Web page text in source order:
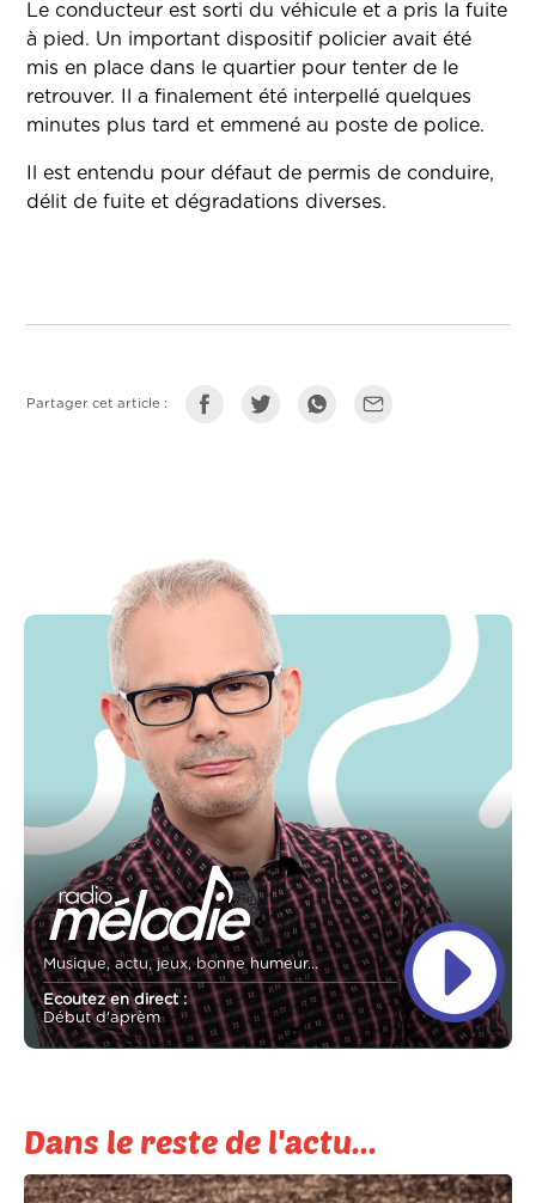
Le conducteur est sorti du véhicule et a pris la fuite
à pied. Un important dispositif policier avait été
mis en place dans le quartier pour tenter de le
retrouver. Il a finalement été interpellé quelques
minutes plus tard et emmené au poste de police.
Il est entendu pour défaut de permis de conduire,
délit de fuite et dégradations diverses.
Partager cet article :
Musique, actu, jeux, bonne humeur...
Ecoutez en direct :
Début d'aprèm
Dans le reste de l'actu...